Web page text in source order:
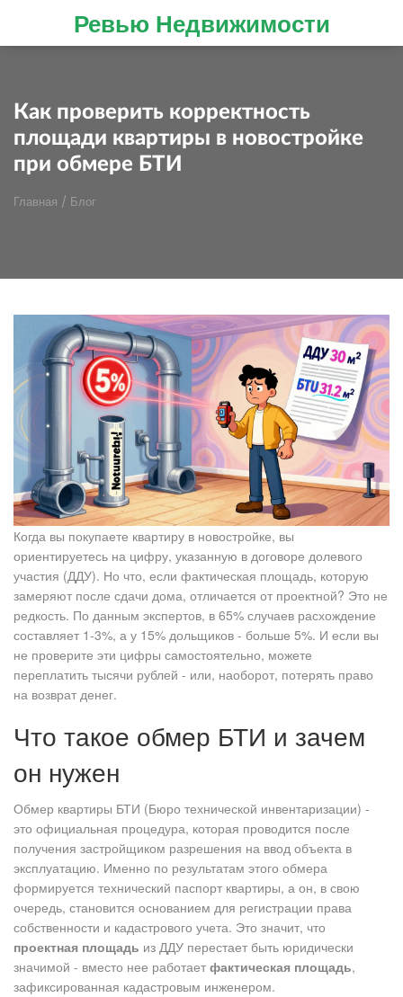
Ревью Недвижимости
Как проверить корректность
площади квартиры в новостройке
при обмере БТИ
Главная / Блог
Когда вы покупаете квартиру в новостройке, вы
ориентируетесь на цифру, указанную в договоре долевого
участия (ДДУ). Но что, если фактическая площадь, которую
замеряют после сдачи дома, отличается от проектной? Это не
редкость. По данным экспертов, в 65% случаев расхождение
составляет 1-3%, а у 15% дольщиков - больше 5%. И если вы
не проверите эти цифры самостоятельно, можете
переплатить тысячи рублей - или, наоборот, потерять право
на возврат денег.
Что такое обмер БТИ и зачем
он нужен
Обмер квартиры БТИ (Бюро технической инвентаризации) -
это официальная процедура, которая проводится после
получения застройщиком разрешения на ввод объекта в
эксплуатацию. Именно по результатам этого обмера
формируется технический паспорт квартиры, а он, в свою
очередь, становится основанием для регистрации права
собственности и кадастрового учета. Это значит, что
проектная площадь из ДДУ перестает быть юридически
значимой - вместо нее работает фактическая площадь,
зафиксированная кадастровым инженером.